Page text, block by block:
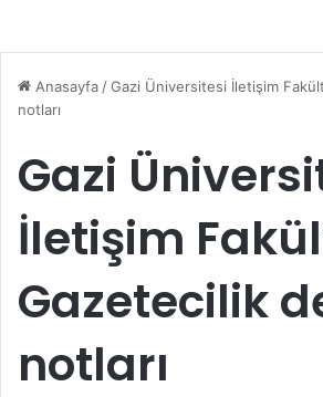
Anasayfa /Gazi Üniversitesi İletişim
notları
Gazi
İletişim
Gazetecilik
notları